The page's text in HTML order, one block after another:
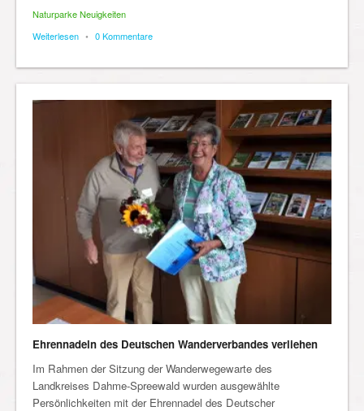
Naturparke Neuigkeiten
Weiterlesen • 0 Kommentare
Ehrennadeln des Deutschen Wanderverbandes verliehen
Im Rahmen der Sitzung der Wanderwegewarte des
Landkreises Dahme-Spreewald wurden ausgewählte
Persönlichkeiten mit der Ehrennadel des Deutscher